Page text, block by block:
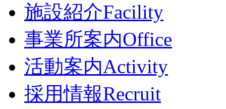
施設紹介Facility
事業所案内Office
活動案内Activity
採用情報Recruit